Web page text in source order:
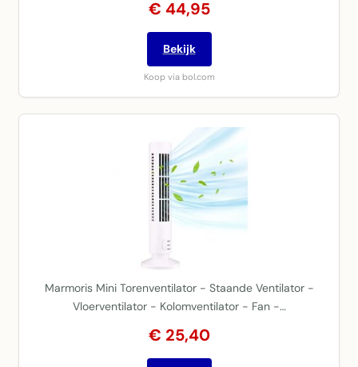
€ 44,95
Bekijk
Koop via bol.com
Marmoris Mini Torenventilator - Staande Ventilator -
Vloerventilator - Kolomventilator - Fan -…
€ 25,40